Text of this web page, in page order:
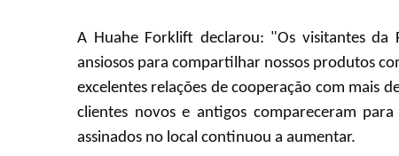
A Huahe Forklift declarou: "Os visitantes da
ansiosos para compartilhar nossos produtos
excelentes relações de cooperação com mais
clientes novos e antigos compareceram
assinados no local continuou a aumentar.